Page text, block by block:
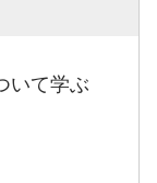
いて学ぶ